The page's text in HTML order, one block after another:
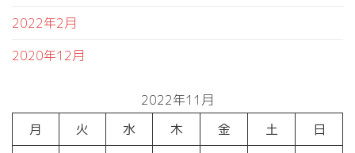
2022年2月
2020年12月
2022年11月
月
火 水 木 金 土
日